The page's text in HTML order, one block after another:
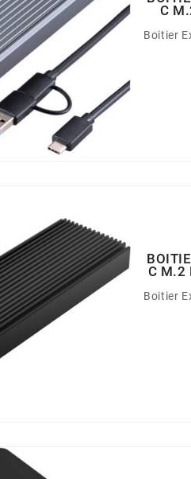
C
Boitier
C M.2
Boitier